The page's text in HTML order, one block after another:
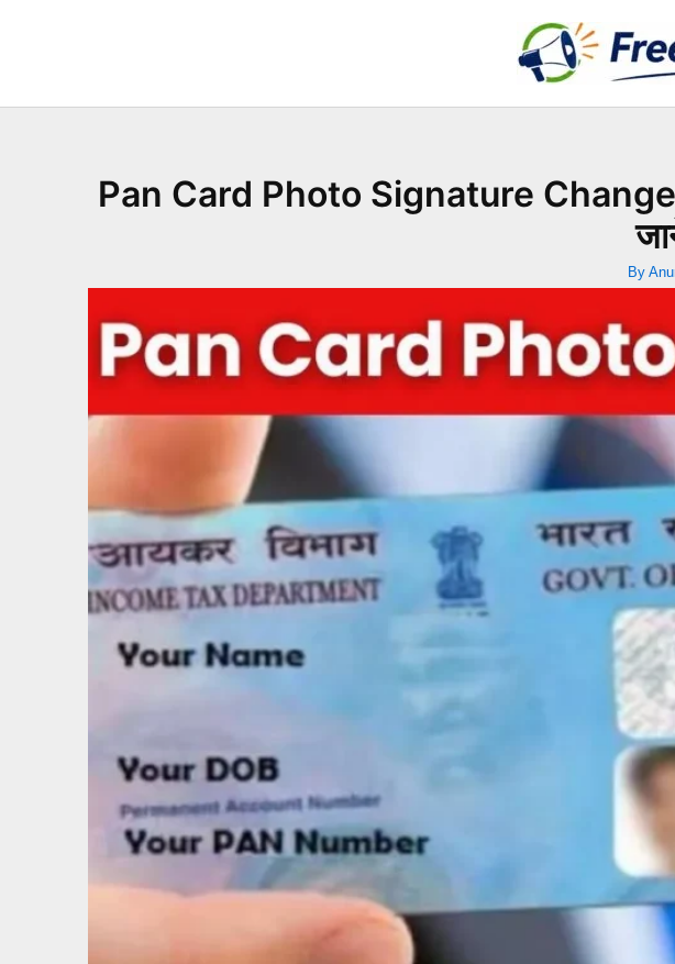
Pan Card Photo Signature Change:
By